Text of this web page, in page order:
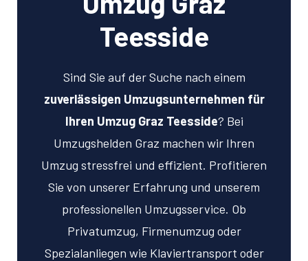
Teesside
Sind Sie auf der Suche nach einem
zuverlässigen Umzugsunternehmen für
Ihren Umzug Graz Teesside? Bei
Umzugshelden Graz machen wir Ihren
Umzug stressfrei und effizient. Profitieren
Sie von unserer Erfahrung und unserem
professionellen Umzugsservice. Ob
Privatumzug, Firmenumzug oder
Spezialanliegen wie Klaviertransport oder